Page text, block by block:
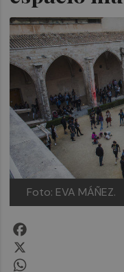
Foto: EVA MÁÑEZ.